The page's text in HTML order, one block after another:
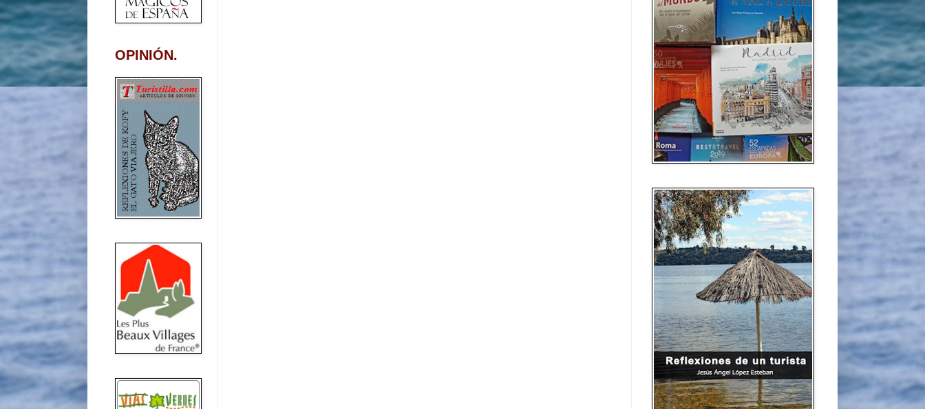
OPINIÓN.